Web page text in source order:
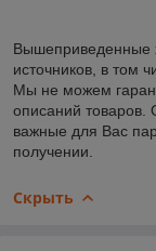
Вышеприведенные
источников, в том
Мы не можем
описаний товаров.
важные для Вас
получении.
Скрыть